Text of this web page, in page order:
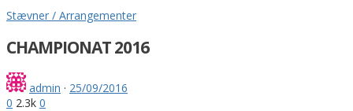
Stævner / Arrangementer
CHAMPIONAT 2016
admin · 25/09/2016
0 2.3k 0